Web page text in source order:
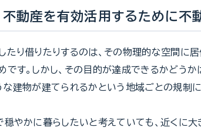
不動産を有効活用するために不
たり借りたりするのは、その物理的な空間に
です。しかし、その目的が達成できるかどう
な建物が建てられるかという地域ごとの規制
穏やかに暮らしたいと考えていても、近くに